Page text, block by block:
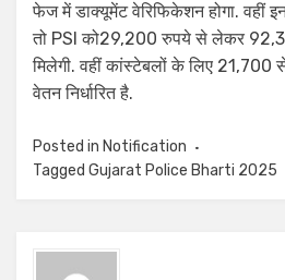
फेज में डाक्यूमेंट वेरिफिकेशन होगा. वहीं
तो PSI को29,200 रुपये से लेकर
मिलेगी. वहीं कांस्टेबलों के लिए 21,700
वेतन निर्धारित है.
Posted in Notification
Tagged Gujarat Police Bharti 2025